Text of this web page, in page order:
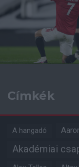
Címkék
A hangadó
Akadémiai